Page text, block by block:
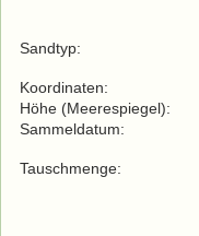
Sandtyp:
Koordinaten:
Höhe (Meerespiegel):
Sammeldatum:
Tauschmenge: